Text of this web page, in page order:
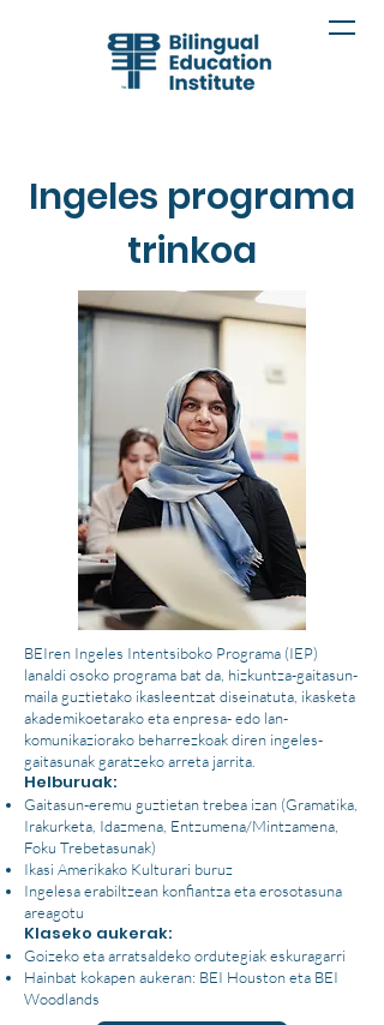
Ingeles programa
trinkoa
BEIren Ingeles Intentsiboko Programa (IEP)
lanaldi osoko programa bat da, hizkuntza-gaitasun-
maila guztietako ikasleentzat diseinatuta, ikasketa
akademikoetarako eta enpresa- edo lan-
komunikaziorako beharrezkoak diren ingeles-
gaitasunak garatzeko arreta jarrita.
Helburuak:
Gaitasun-eremu guztietan trebea izan (Gramatika,
Irakurketa, Idazmena, Entzumena/Mintzamena,
Foku Trebetasunak)
Ikasi Amerikako Kulturari buruz
Ingelesa erabiltzean konfiantza eta erosotasuna
areagotu
Klaseko aukerak:
Goizeko eta arratsaldeko ordutegiak eskuragarri
Hainbat kokapen aukeran: BEI Houston eta BEI
Woodlands